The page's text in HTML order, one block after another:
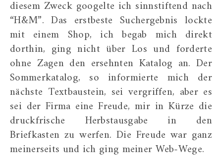
diesem Zweck googelte ich sinnstiftend nach
“H&M”. Das erstbeste Suchergebnis lockte
mit einem Shop, ich begab mich direkt
dorthin, ging nicht über Los und forderte
ohne Zagen den ersehnten Katalog an. Der
Sommerkatalog, so informierte mich der
nächste Textbaustein, sei vergriffen, aber es
sei der Firma eine Freude, mir in Kürze die
druckfrische Herbstausgabe in den
Briefkasten zu werfen. Die Freude war ganz
meinerseits und ich ging meiner Web-Wege.